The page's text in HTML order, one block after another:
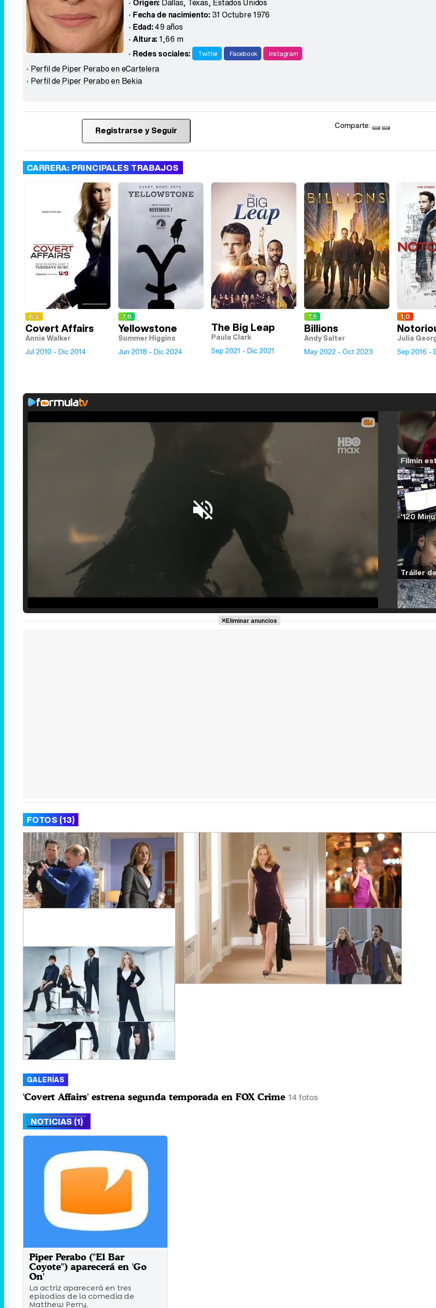
Origen: Dallas, Texas, Estados Unidos
Fecha de nacimiento:31 Octubre 1976
Edad:49 años
Altura:1,66 m
Redes sociales:
Twitter Facebook Instagram
Perfil de Piper Perabo en eCartelera
Perfil de Piper Perabo en Bekia
Comparte:
Registrarse y Seguir
CARRERA: PRINCIPALES TRABAJOS
6,2
Covert Affairs
Annie Walker
Jul 2010 - Dic 2014
7,6
Yellowstone
Summer Higgins
Jun 2018 - Dic 2024
The Big Leap
Paula Clark
Sep 2021 - Dic 2021
7,5
Billions
Andy Salter
May 2022 - Oct 2023
1,0
Julia
Sep 2016 -
/
Eliminar anuncios
FOTOS (13)
GALERÍAS
'Covert Affairs' estrena segunda temporada en FOX Crime 14 fotos
NOTICIAS (1)
Piper Perabo ("El Bar
Coyote") aparecerá en 'Go
On'
La actriz aparecerá en tres
episodios de la comedia de
Matthew Perry.